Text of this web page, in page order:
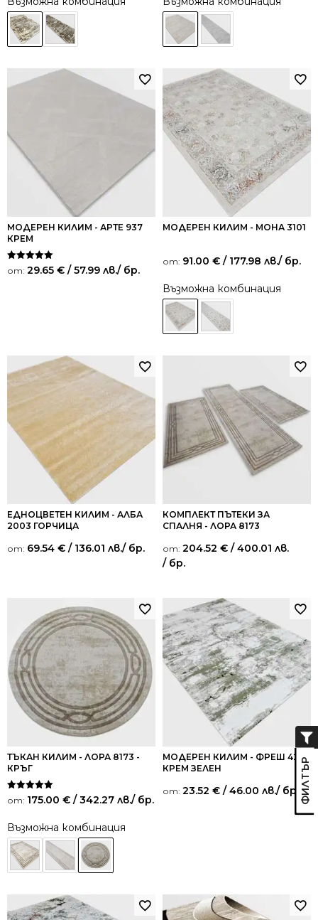
МОДЕРЕН КИЛИМ - АРТЕ 937
КРЕМ
Оценено на
5.00
от: 29.65 € / 57.99 лв./ бр.
МОДЕРЕН КИЛИМ - МОНА 3101
от: 91.00 € / 177.98 лв./ бр.
Възможна комбинация
ЕДНОЦВЕТЕН КИЛИМ - АЛБА
2003 ГОРЧИЦА
от: 69.54 € / 136.01 лв./ бр.
КОМПЛЕКТ ПЪТЕКИ ЗА
СПАЛНЯ - ЛОРА 8173
от: 204.52 € / 400.01 лв.
/ бр.
ТЪКАН КИЛИМ - ЛОРА 8173 -
КРЪГ
Оценено на
5.00
от: 175.00 € / 342.27 лв./ бр.
Възможна комбинация
МОДЕРЕН КИЛИМ - ФРЕШ 424
КРЕМ ЗЕЛЕН
от: 23.52 € / 46.00 лв./ бр.